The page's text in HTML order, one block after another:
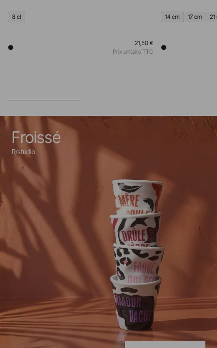
8 cl
21,50 €
Prix unitaire TTC
14 cm 17 cm 21
Froissé
R/studio